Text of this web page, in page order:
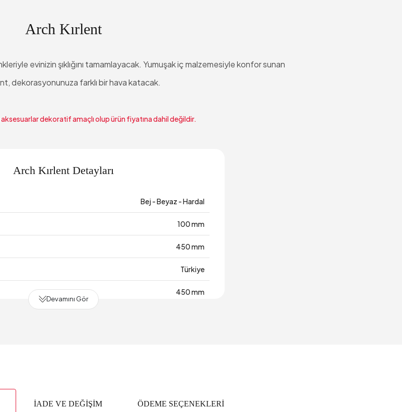
Arch Kırlent
evinizin şıklığını tamamlayacak. Yumuşak iç malzemesiyle konfor sunan
dekorasyonunuza farklı bir hava katacak.
dekoratif amaçlı olup ürün fiyatına dahil değildir.
Arch Kırlent Detayları
Bej - Beyaz - Hardal
100 mm
450 mm
Türkiye
450 mm
Devamını Gör
İADE VE DEĞİŞİM ÖDEME SEÇENEKLERİ